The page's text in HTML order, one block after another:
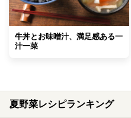
牛丼とお味噌汁、満足感ある一
汁一菜
夏野菜レシピランキング